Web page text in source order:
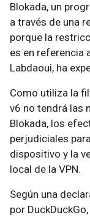
Blokada, un
a través de una
porque la
es en referencia
Labdaoui, ha
Como utiliza la
v6 no tendrá las
Blokada, los
perjudiciales
dispositivo y la
local de la VPN.
Según una
por